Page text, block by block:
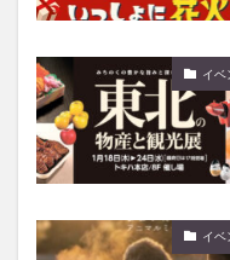
イベ
イベ